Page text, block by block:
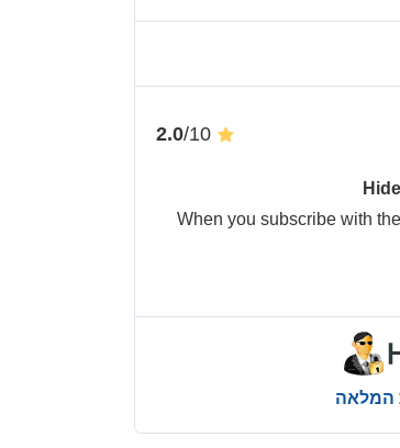
/10
When you subscribe with
המלאה